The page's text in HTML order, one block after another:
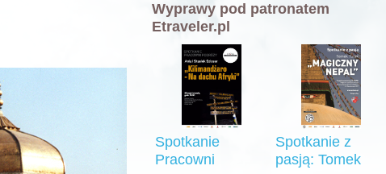
Wyprawy pod patronatem
Etraveler.pl
Spotkanie
Pracowni
Spotkanie z
pasją: Tomek